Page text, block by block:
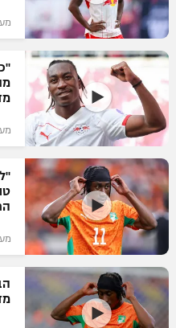
"מחצית בשכונה" –
משתתפים וזוכים
תקנון משתתפים וזוכים
תקנון עבור פעילות אלקטרה
תקנון עבור פעילות ספורט 1 – "מרלן"
טניס
גיימינג E-Sports
תנאי שימוש
מדיניות פרטיות
אופניים
ספורט מוטורי
כדורמים
פוטבול אמריקאי NFL
בייסבול MLB
ספורט אתגרי ואקסטרים
אומנויות לחימה
גיימינג E-Sports